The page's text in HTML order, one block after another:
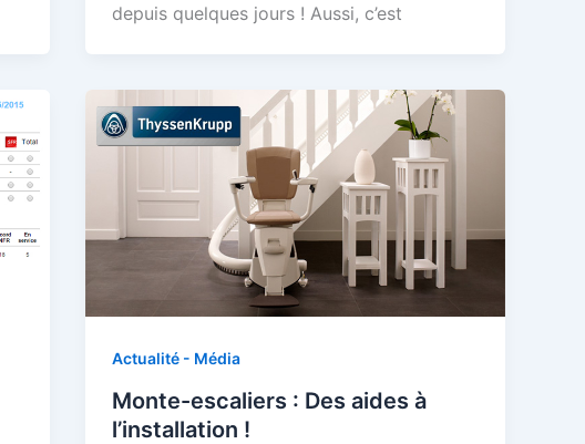
depuis quelques jours ! Aussi, c’est
Actualité - Média
Monte-escaliers : Des aides à
l’installation !